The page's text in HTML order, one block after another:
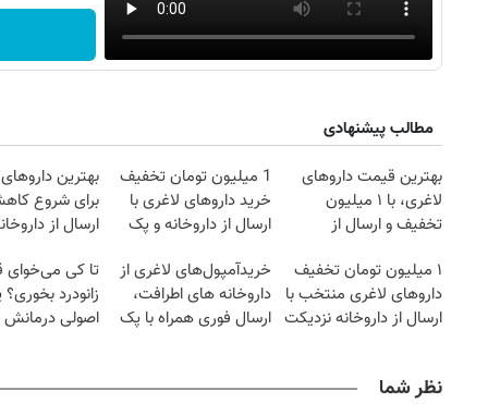
مطالب پیشنهادی
بهترین قیمت داروهای
لاغری، با ۱ میلیون
تخفیف و ارسال از
1 میلیون تومان تخفیف
خرید داروهای لاغری با
ارسال از داروخانه و پک
بهترین
برای شروع
ارسال از
۱ میلیون تومان تخفیف
داروهای لاغری منتخب با
ارسال از داروخانه نزدیکت
خریدآمپول‌های لاغری از
داروخانه های اطرافت،
ارسال فوری همراه با پک
تا کی
زانودرد بخوری؟
اصولی
نظر شما
روزنامه‌های ورزشی شنبه ۱۷ مرداد ۱۴۰۵